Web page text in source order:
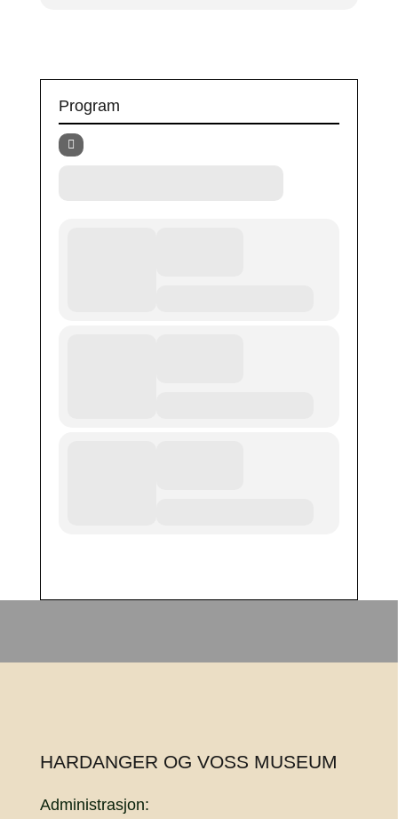
Program
HARDANGER OG VOSS MUSEUM
Administrasjon: